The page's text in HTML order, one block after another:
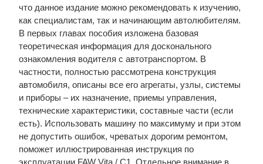
что данное издание можно рекомендовать к изучению,
как специалистам, так и начинающим автолюбителям.
В первых главах пособия изложена базовая
теоретическая информация для досконального
ознакомления водителя с автотранспортом. В
частности, полностью рассмотрена конструкция
автомобиля, описаны все его агрегаты, узлы, системы
и приборы – их назначение, приемы управления,
технические характеристики, составные части (если
есть). Использовать машину по максимуму и при этом
не допустить ошибок, чреватых дорогим ремонтом,
поможет иллюстрированная инструкция по
эксплуатации FAW Vita / C1. Отдельное внимание в